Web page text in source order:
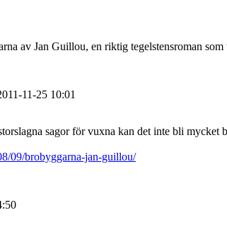
av Jan Guillou, en riktig tegelstensroman
11-25 10:01
sagor för vuxna kan det inte bli mycket
09/brobyggarna-jan-guillou/